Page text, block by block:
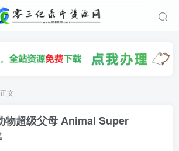
正文
物超级父母 Animal Super